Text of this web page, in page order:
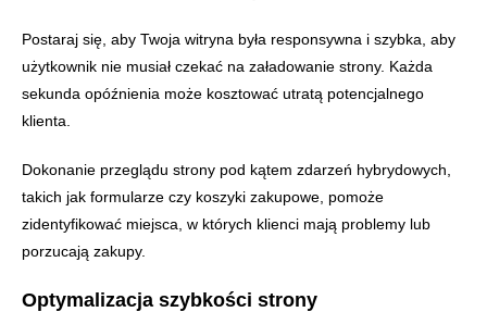
Postaraj się, aby Twoja witryna była responsywna i szybka, aby
użytkownik nie musiał czekać na załadowanie strony. Każda
sekunda opóźnienia może kosztować utratą potencjalnego
klienta.
Dokonanie przeglądu strony pod kątem zdarzeń hybrydowych,
takich jak formularze czy koszyki zakupowe, pomoże
zidentyfikować miejsca, w których klienci mają problemy lub
porzucają zakupy.
Optymalizacja szybkości strony